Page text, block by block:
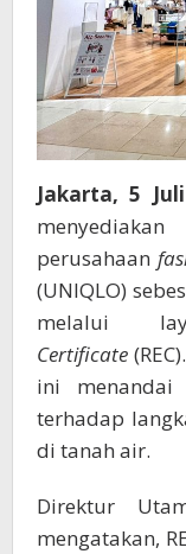
Jakarta, 5
perusahaan
(UNIQLO)
melalui
Certificate
ini menandai
terhadap
di tanah air.
Direktur
mengatakan,